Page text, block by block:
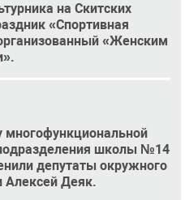
на Скитских
«Спортивная
«Женским
многофункциональной
школы №14
депутаты окружного
Алексей Деяк.